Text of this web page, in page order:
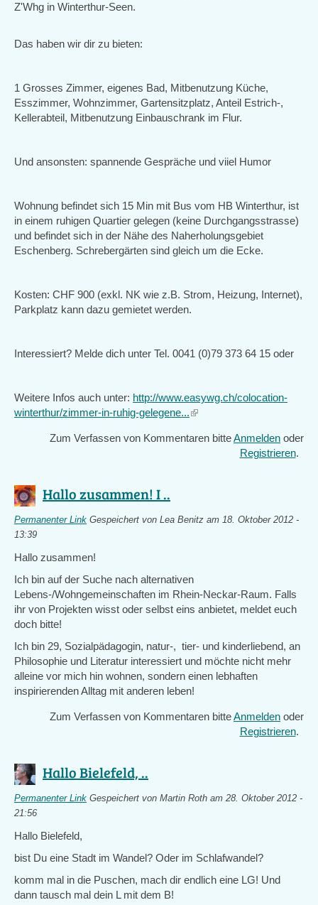
Z'Whg in Winterthur-Seen.
Das haben wir dir zu bieten:
1 Grosses Zimmer, eigenes Bad, Mitbenutzung Küche,
Esszimmer, Wohnzimmer, Gartensitzplatz, Anteil Estrich-,
Kellerabteil, Mitbenutzung Einbauschrank im Flur.
Und ansonsten: spannende Gespräche und viiel Humor
Wohnung befindet sich 15 Min mit Bus vom HB Winterthur, ist
in einem ruhigen Quartier gelegen (keine Durchgangsstrasse)
und befindet sich in der Nähe des Naherholungsgebiet
Eschenberg. Schrebergärten sind gleich um die Ecke.
Kosten: CHF 900 (exkl. NK wie z.B. Strom, Heizung, Internet),
Parkplatz kann dazu gemietet werden.
Interessiert? Melde dich unter Tel. 0041 (0)79 373 64 15 oder
Weitere Infos auch unter: http://www.easywg.ch/colocation-
winterthur/zimmer-in-ruhig-gelegene...(link
external)
Zum Verfassen von Kommentaren bitteAnmelden oder
Registrieren.
Hallo zusammen! I ..
Permanenter Link Gespeichert von Lea Benitz am 18. Oktober 2012 -
13:39
Hallo zusammen!
Ich bin auf der Suche nach alternativen
Lebens-/Wohngemeinschaften im Rhein-Neckar-Raum. Falls
ihr von Projekten wisst oder selbst eins anbietet, meldet euch
doch bitte!
Ich bin 29, Sozialpädagogin, natur-, tier- und kinderliebend, an
Philosophie und Literatur interessiert und möchte nicht mehr
alleine vor mich hin wohnen, sondern einen lebhaften
inspirierenden Alltag mit anderen leben!
Zum Verfassen von Kommentaren bitteAnmelden oder
Registrieren.
Hallo Bielefeld, ..
Permanenter Link Gespeichert von Martin Roth am 28. Oktober 2012 -
21:56
Hallo Bielefeld,
bist Du eine Stadt im Wandel? Oder im Schlafwandel?
komm mal in die Puschen, mach dir endlich eine LG! Und
dann tausch mal dein L mit dem B!